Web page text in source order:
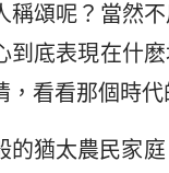
頌呢？當然
到底表現在什
看看那個時代
的猶太農民家